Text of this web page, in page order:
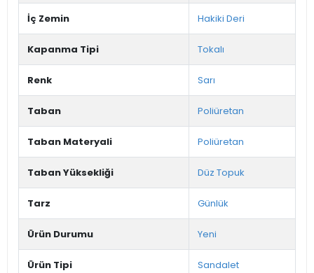
İç Zemin Hakiki Deri
Kapanma Tipi Tokalı
Renk Sarı
Taban Poliüretan
Taban Materyali Poliüretan
Taban Yüksekliği Düz Topuk
Tarz Günlük
Ürün Durumu Yeni
Ürün Tipi Sandalet